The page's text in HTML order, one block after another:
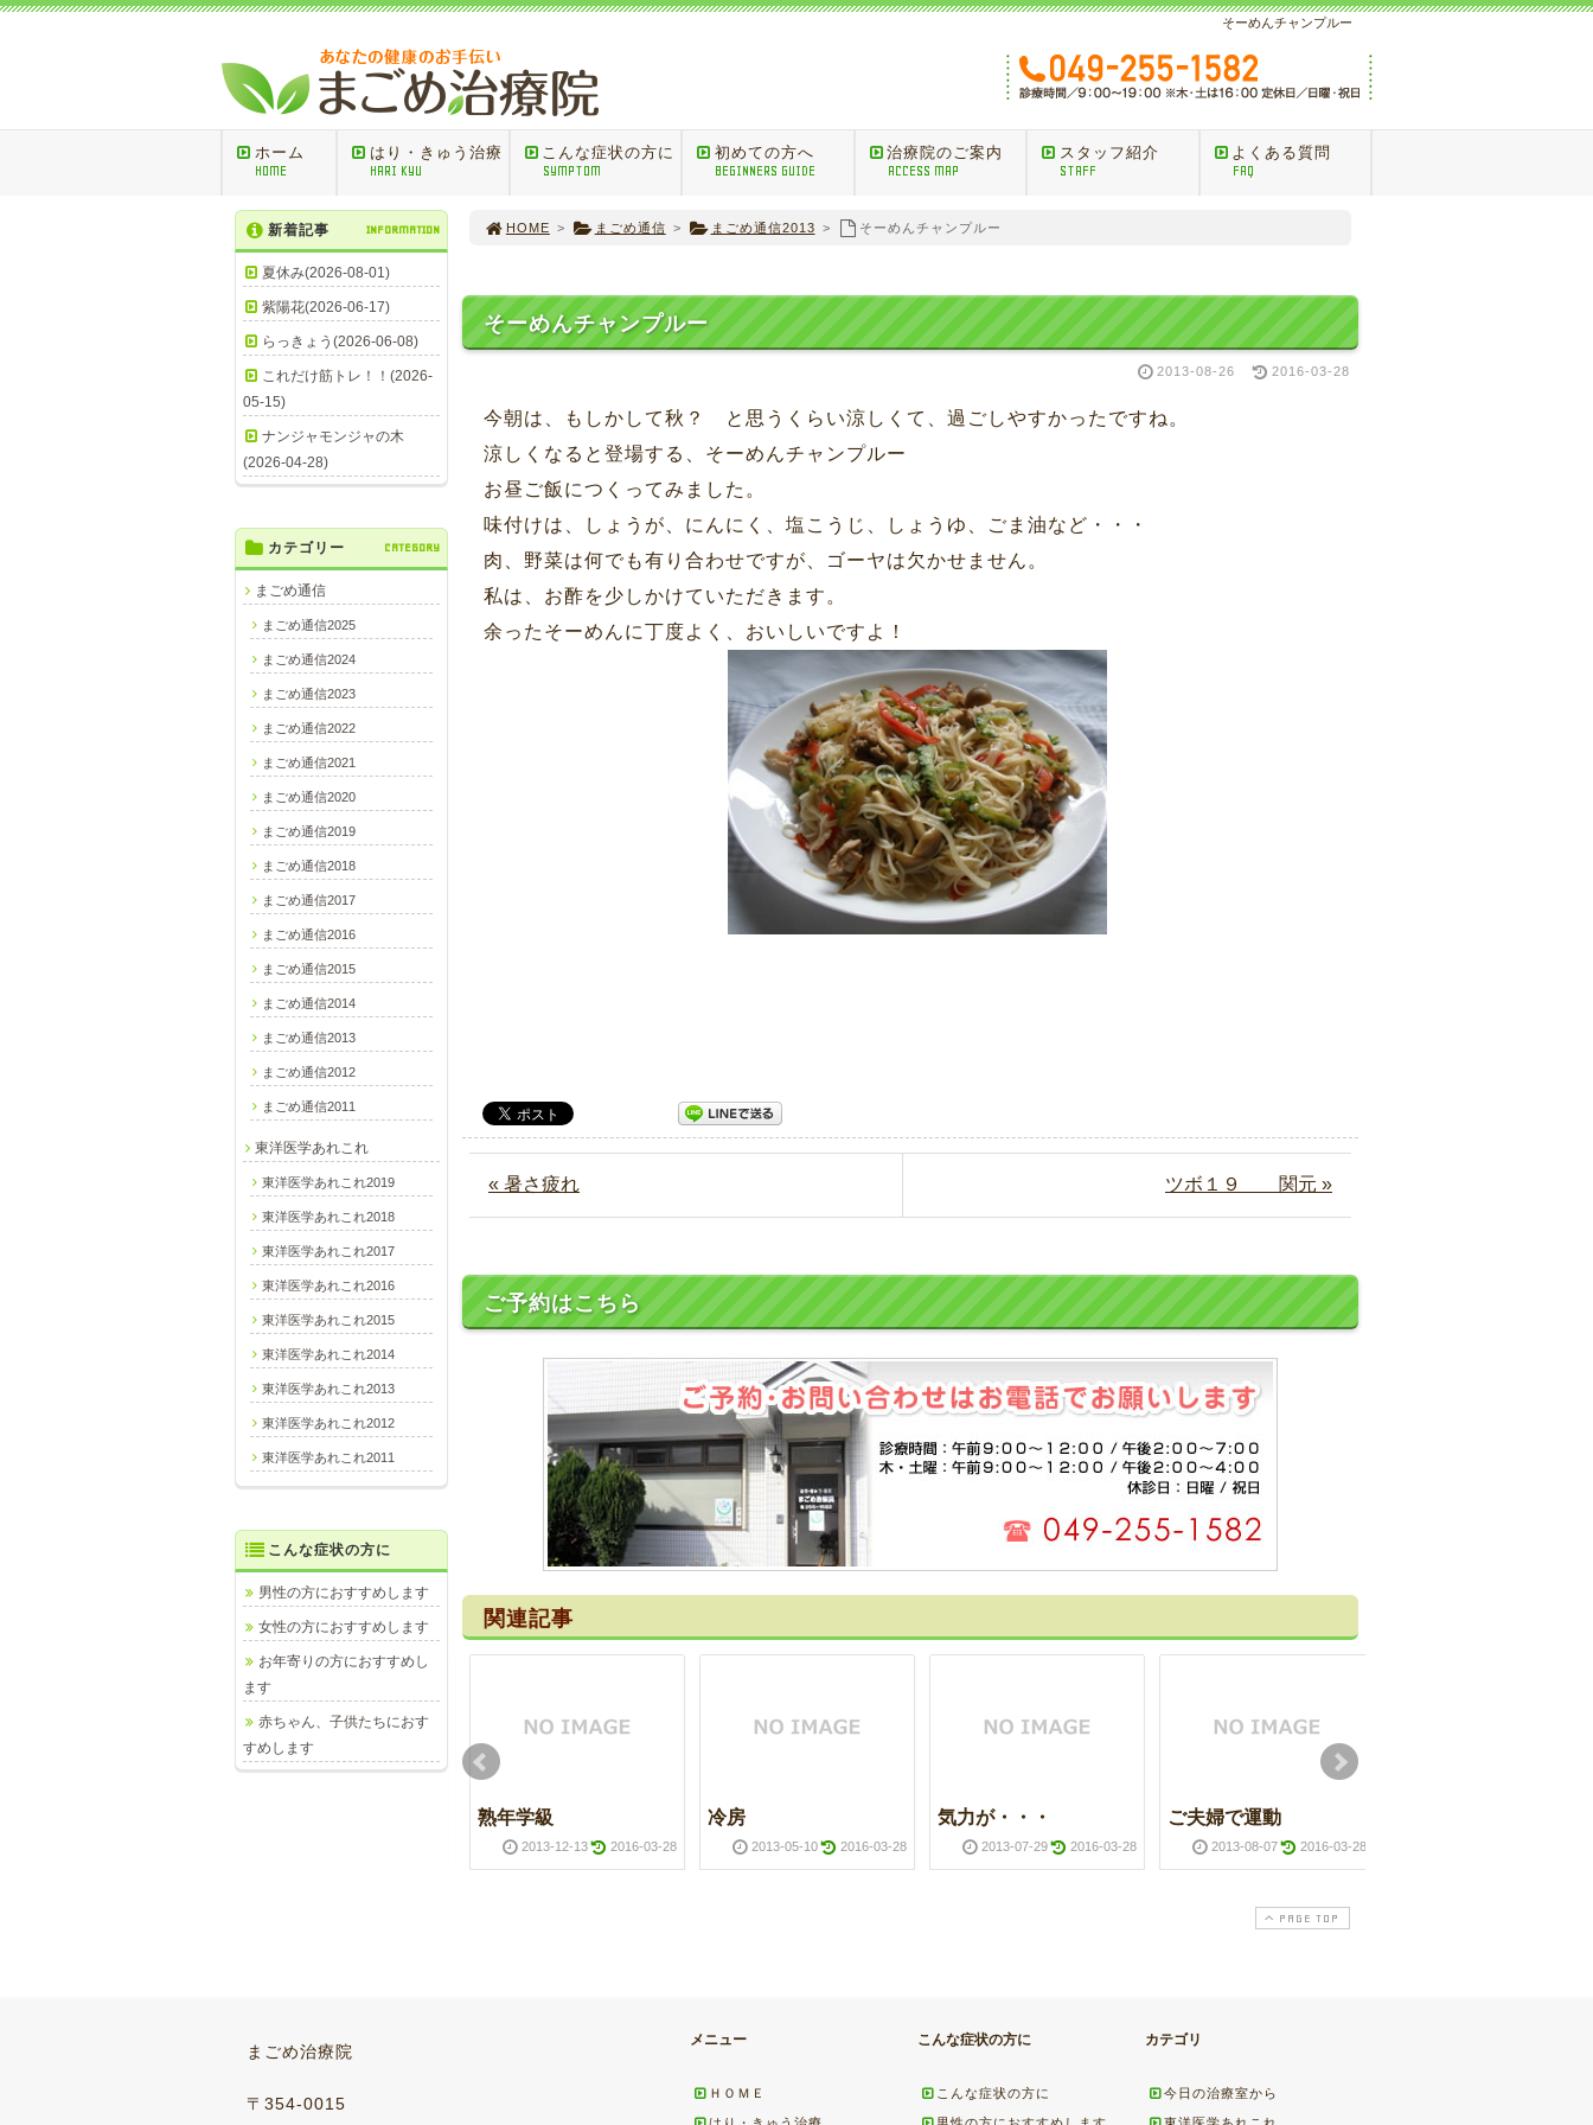
そーめんチャンプルー
ホーム
HOME
はり・きゅう治療
HARI KYU
こんな症状の方に
SYMPTOM
初めての方へ
BEGINNERS GUIDE
治療院のご案内
ACCESS MAP
スタッフ紹介
STAFF
よくある質問
FAQ
HOME > まごめ通信 > まごめ通信2013 > そーめんチャンプルー
そーめんチャンプルー
2013-08-26 2016-03-28
今朝は、もしかして秋？ と思うくらい涼しくて、過ごしやすかったですね。
涼しくなると登場する、そーめんチャンプルー
お昼ご飯につくってみました。
味付けは、しょうが、にんにく、塩こうじ、しょうゆ、ごま油など・・・
肉、野菜は何でも有り合わせですが、ゴーヤは欠かせません。
私は、お酢を少しかけていただきます。
余ったそーめんに丁度よく、おいしいですよ！
« 暑さ疲れ ツボ１９ 関元 »
ご予約はこちら
関連記事
熟年学級
2013-12-13 2016-03-28
冷房
2013-05-10 2016-03-28
気力が・・・
2013-07-29 2016-03-28
ご夫婦で運動
2013-08-07 2016-03-28
2013-03-08
PAGE TOP
新着記事 INFORMATION
夏休み(2026-08-01)
紫陽花(2026-06-17)
らっきょう(2026-06-08)
これだけ筋トレ！！(2026-
05-15)
ナンジャモンジャの木
(2026-04-28)
カテゴリー CATEGORY
まごめ通信
まごめ通信2025
まごめ通信2024
まごめ通信2023
まごめ通信2022
まごめ通信2021
まごめ通信2020
まごめ通信2019
まごめ通信2018
まごめ通信2017
まごめ通信2016
まごめ通信2015
まごめ通信2014
まごめ通信2013
まごめ通信2012
まごめ通信2011
東洋医学あれこれ
東洋医学あれこれ2019
東洋医学あれこれ2018
東洋医学あれこれ2017
東洋医学あれこれ2016
東洋医学あれこれ2015
東洋医学あれこれ2014
東洋医学あれこれ2013
東洋医学あれこれ2012
東洋医学あれこれ2011
こんな症状の方に
男性の方におすすめします
女性の方におすすめします
お年寄りの方におすすめし
ます
赤ちゃん、子供たちにおす
すめします
まごめ治療院
〒354-0015
メニュー
ＨＯＭＥ
こんな症状の方に
こんな症状の方に
カテゴリ
今日の治療室から